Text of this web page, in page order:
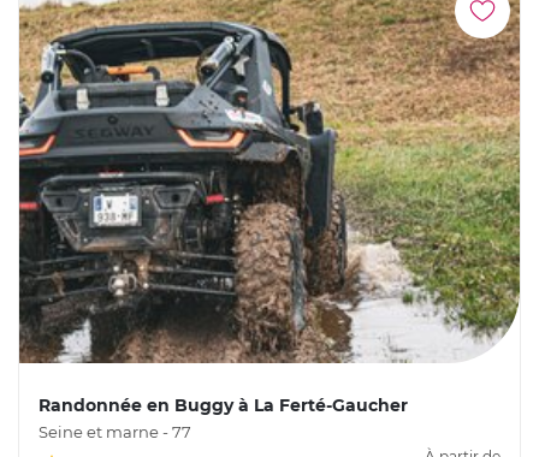
Randonnée en Buggy à La Ferté-Gaucher
Seine et marne - 77